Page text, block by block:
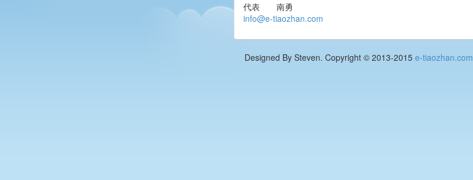
代表 南勇
info@e-tiaozhan.com
Designed By Steven. Copyright © 2013-2015 e-tiaozhan.com